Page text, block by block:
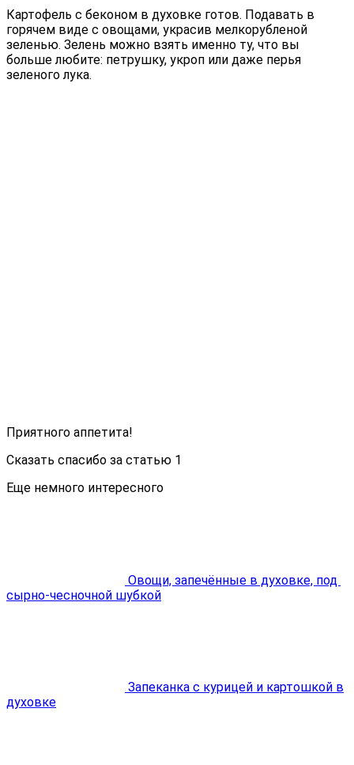
Картофель с беконом в духовке готов. Подавать в
горячем виде с овощами, украсив мелкорубленой
зеленью. Зелень можно взять именно ту, что вы
больше любите: петрушку, укроп или даже перья
зеленого лука.
Приятного аппетита!
Сказать спасибо за статью 1
Еще немного интересного
Овощи, запечённые в духовке, под
сырно-чесночной шубкой
Запеканка с курицей и картошкой в
духовке